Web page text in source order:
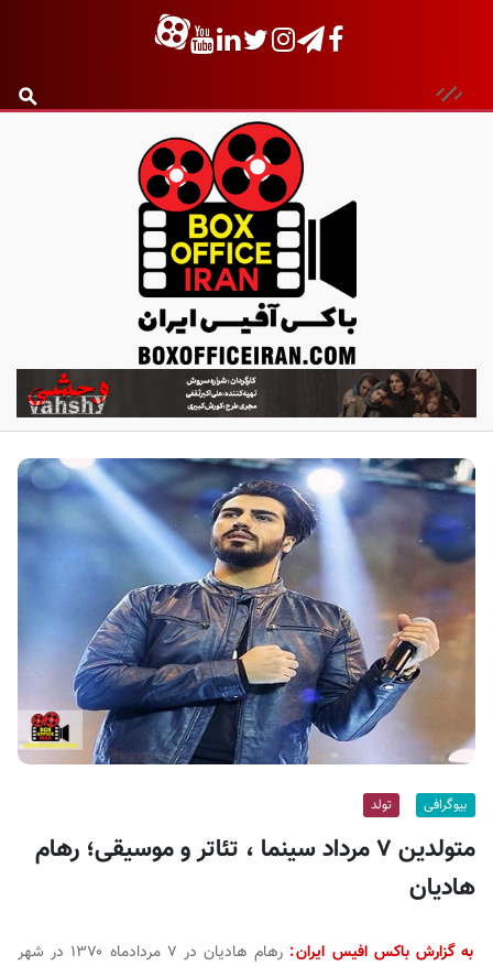
ب
ا
ک
س
آ
ف
ی
س
ر
ا
ن
بیوگرافی تولد
متولدین ۷ مرداد سینما ، تئاتر و موسیقی؛ رهام
هادیان
به گزارش باکس افیس ایران:
رهام هادیان در ۷ مردادماه ۱۳۷۰ در شهر